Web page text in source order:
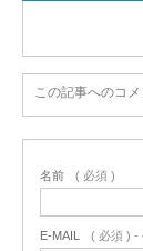
この記事へのコメ
名前 ( 必須 )
E-MAIL ( 必須 ) -